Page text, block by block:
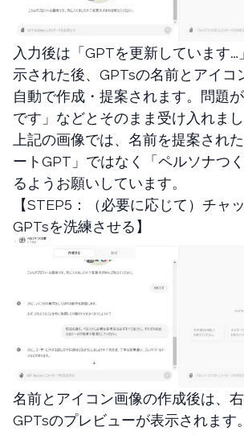
入力後は「GPTを更新しています
示された後、GPTsの名前とアイコ
自動で作成・提案されます。問題
です」などとそのまま受け入れまし
上記の画像では、名前を提案され
ートGPT」ではなく「ペルソナつ
るようお願いしています。
【STEP5：（必要に応じて）チャ
GPTsを洗練させる】
名前とアイコン画像の作成後は、
GPTsのプレビューが表示されます